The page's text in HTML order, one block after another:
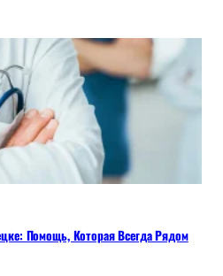
Помощь, Которая Всегда Рядом